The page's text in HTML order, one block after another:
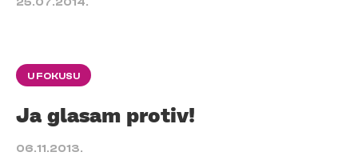
U FOKUSU
Ja glasam protiv!
06.11.2013.